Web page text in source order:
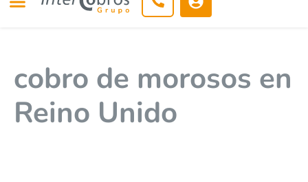
cobro de morosos en
Reino Unido